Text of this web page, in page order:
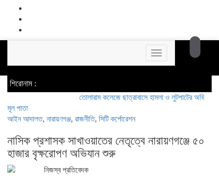
Toggle
navigation
শিরোনাম :
তোলারাম কলেজে ছাত্রাবাসে হামলা ও লুটপাটের অভিযোগ
মূল পাতা
আইন আদালত, নারায়ণগঞ্জ, রাজনীতি, সিটি কর্পোরেশন
নাসিক প্রশাসক সাখাওয়াতের নেতৃত্বে নারায়ণগঞ্জে ৫০
হাজার বৃক্ষরোপণ অভিযান শুরু
নিজস্ব প্রতিবেদক